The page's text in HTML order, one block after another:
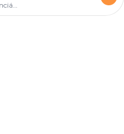
Podcast Empresa Autogerenciável | Marcelo Germano